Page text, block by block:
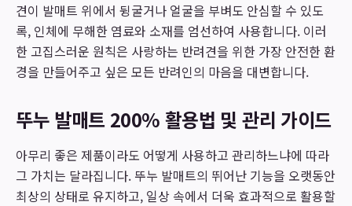
견이 발매트 위에서 뒹굴거나 얼굴을 부벼도 안심할 수 있도
록, 인체에 무해한 염료와 소재를 엄선하여 사용합니다. 이러
한 고집스러운 원칙은 사랑하는 반려견을 위한 가장 안전한 환
경을 만들어주고 싶은 모든 반려인의 마음을 대변합니다.
뚜누 발매트 200% 활용법 및 관리 가이드
아무리 좋은 제품이라도 어떻게 사용하고 관리하느냐에 따라
그 가치는 달라집니다. 뚜누 발매트의 뛰어난 기능을 오랫동안
최상의 상태로 유지하고, 일상 속에서 더욱 효과적으로 활용할